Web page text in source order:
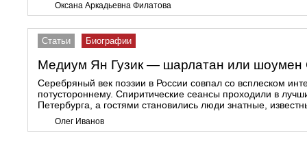
Оксана Аркадьевна Филатова
Статьи Биографии
Медиум Ян Гузик — шарлатан или шоумен
Серебряный век поэзии в России совпал со всплеском
потустороннему. Спиритические сеансы проходили в
Петербурга, а гостями становились люди знатные,
Олег Иванов